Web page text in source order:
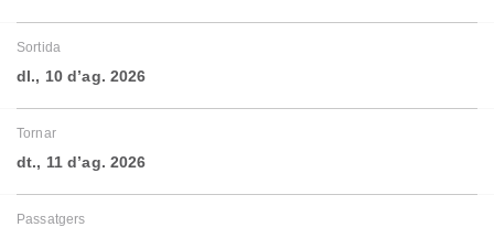
Sortida
dl., 10 d’ag. 2026
Tornar
dt., 11 d’ag. 2026
Passatgers